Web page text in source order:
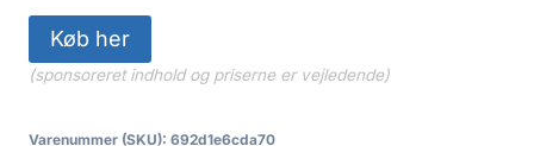
Køb her
(sponsoreret indhold og priserne er vejledende)
Varenummer (SKU): 692d1e6cda70